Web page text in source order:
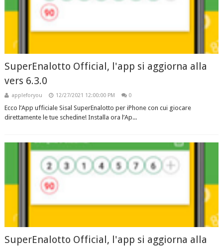
SuperEnalotto Official, l'app si aggiorna alla
vers 6.3.0
appleforyou 12/27/2021 12:00:00 PM 0
Ecco l’App ufficiale Sisal SuperEnalotto per iPhone con cui giocare
direttamente le tue schedine! Installa ora l’Ap...
SuperEnalotto Official, l'app si aggiorna alla